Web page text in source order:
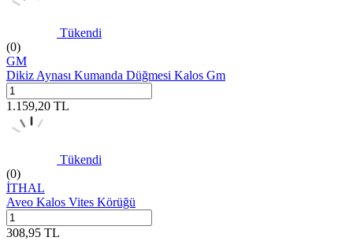
Tükendi
(0)
GM
Dikiz Aynası Kumanda Düğmesi Kalos Gm
1.159,20 TL
Tükendi
(0)
İTHAL
Aveo Kalos Vites Körüğü
308,95 TL